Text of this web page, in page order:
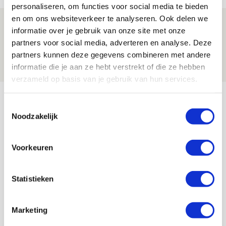
personaliseren, om functies voor social media te bieden
en om ons websiteverkeer te analyseren. Ook delen we
informatie over je gebruik van onze site met onze
partners voor social media, adverteren en analyse. Deze
partners kunnen deze gegevens combineren met andere
informatie die je aan ze hebt verstrekt of die ze hebben
verzameld op basis van je gebruik van hun services.
Noodzakelijk
Voorkeuren
Statistieken
Marketing
Brandt: ‘Ajax en Cruijff bleven door
mijn hoofd spoken’
07 AUGUSTUS 2026 - 20:02
NIEUWS
Bekijk meer
AGENDA
23
Selectiedag ballenjongens/-meiden
11